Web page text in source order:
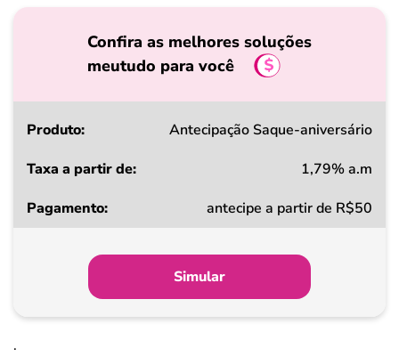
Confira as melhores soluções
meutudo para você
Produto
a
Pagamento
Antecipação Saque-aniversário
1,79% a.m
antecipe a partir de R$50
Simular
.